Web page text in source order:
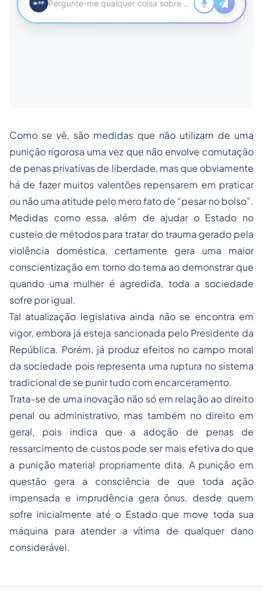
Como se vê, são medidas que não utilizam de uma
punição rigorosa uma vez que não envolve comutação
de penas privativas de liberdade, mas que obviamente
há de fazer muitos valentões repensarem em praticar
ou não uma atitude pelo mero fato de “pesar no bolso”.
Medidas como essa, além de ajudar o Estado no
custeio de métodos para tratar do trauma gerado pela
violência doméstica, certamente gera uma maior
conscientização em torno do tema ao demonstrar que
quando uma mulher é agredida, toda a sociedade
sofre por igual.
Tal atualização legislativa ainda não se encontra em
vigor, embora já esteja sancionada pelo Presidente da
República. Porém, já produz efeitos no campo moral
da sociedade pois representa uma ruptura no sistema
tradicional de se punir tudo com encarceramento.
Trata-se de uma inovação não só em relação ao direito
penal ou administrativo, mas também no direito em
geral, pois indica que a adoção de penas de
ressarcimento de custos pode ser mais efetiva do que
a punição material propriamente dita. A punição em
questão gera a consciência de que toda ação
impensada e imprudência gera ônus, desde quem
sofre inicialmente até o Estado que move toda sua
máquina para atender a vítima de qualquer dano
considerável.